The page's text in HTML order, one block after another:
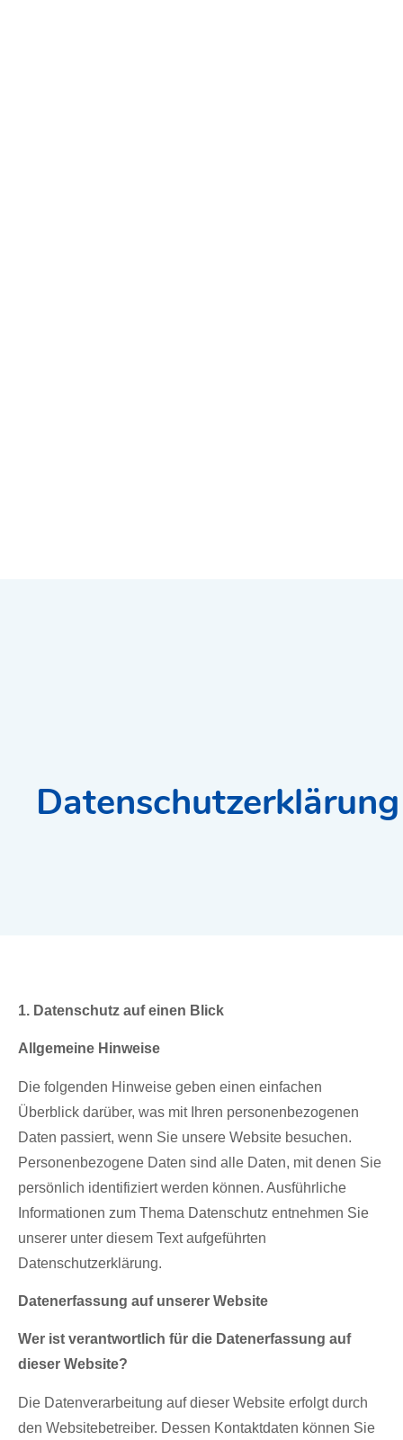
Datenschutzerklärung
1. Datenschutz auf einen Blick
Allgemeine Hinweise
Die folgenden Hinweise geben einen einfachen
Überblick darüber, was mit Ihren personenbezogenen
Daten passiert, wenn Sie unsere Website besuchen.
Personenbezogene Daten sind alle Daten, mit denen Sie
persönlich identifiziert werden können. Ausführliche
Informationen zum Thema Datenschutz entnehmen Sie
unserer unter diesem Text aufgeführten
Datenschutzerklärung.
Datenerfassung auf unserer Website
Wer ist verantwortlich für die Datenerfassung auf
dieser Website?
Die Datenverarbeitung auf dieser Website erfolgt durch
den Websitebetreiber. Dessen Kontaktdaten können Sie